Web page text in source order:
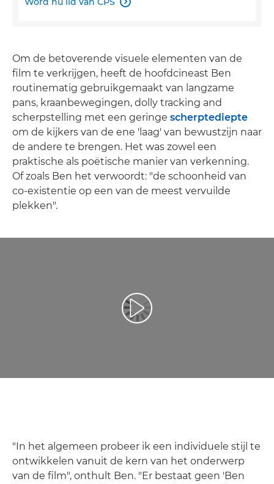

Om de betoverende visuele elementen van de
film te verkrijgen, heeft de hoofdcineast Ben
routinematig gebruikgemaakt van langzame
pans, kraanbewegingen, dolly tracking and
scherpstelling met een geringe scherptediepte
om de kijkers van de ene 'laag' van bewustzijn naar
de andere te brengen. Het was zowel een
praktische als poëtische manier van verkenning.
Of zoals Ben het verwoordt: "de schoonheid van
co-existentie op een van de meest vervuilde
plekken".
Video afspelen
"In het algemeen probeer ik een individuele stijl te
ontwikkelen vanuit de kern van het onderwerp
van de film", onthult Ben. "Er bestaat geen 'Ben